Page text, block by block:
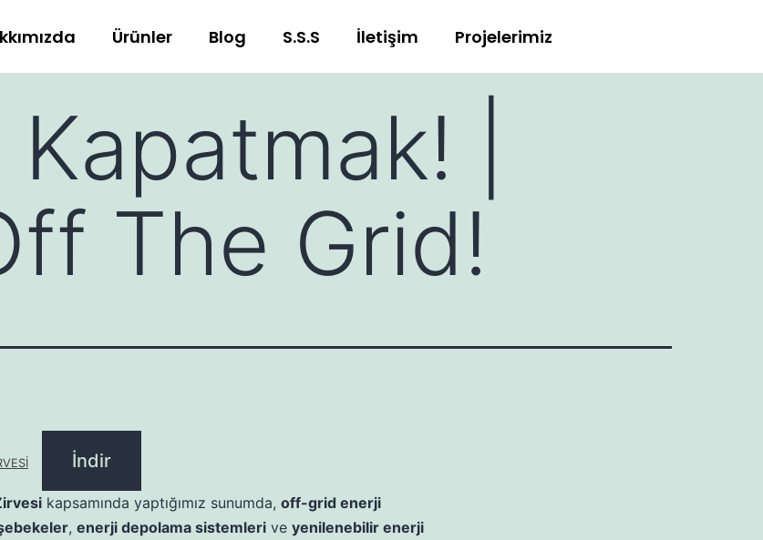
Ürünler Blog S.S.S İletişim Projelerimiz
|
The Grid!
İndir
kapsamında yaptığımız sunumda, off-grid enerji
, enerji depolama sistemleri ve yenilenebilir enerji